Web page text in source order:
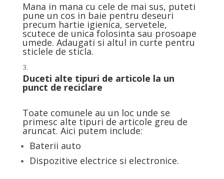
Mana in mana cu cele de mai sus, puteti
pune un cos in baie pentru deseuri
precum hartie igienica, servetele,
scutece de unica folosinta sau prosoape
umede. Adaugati si altul in curte pentru
sticlele de sticla.
Duceti alte tipuri de articole la un
punct de reciclare
Toate comunele au un loc unde se
primesc alte tipuri de articole greu de
aruncat. Aici putem include:
Baterii auto
Dispozitive electrice si electronice.